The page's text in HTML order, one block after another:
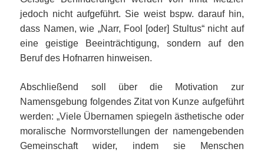
jedoch nicht aufgeführt. Sie weist bspw. darauf hin,
dass Namen, wie „Narr, Fool [oder] Stultus“ nicht auf
eine geistige Beeinträchtigung, sondern auf den
Beruf des Hofnarren hinweisen.
Abschließend soll über die Motivation zur
Namensgebung folgendes Zitat von Kunze aufgeführt
werden: „Viele Übernamen spiegeln ästhetische oder
moralische Normvorstellungen der namengebenden
Gemeinschaft wider, indem sie Menschen